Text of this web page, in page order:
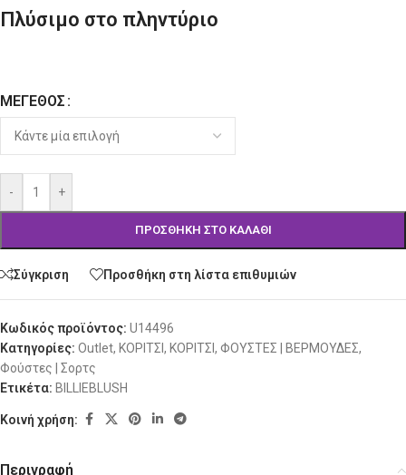
Πλύσιμο στο πληντύριο
ΜΈΓΕΘΟΣ
- +
ΠΡΟΣΘΉΚΗ ΣΤΟ ΚΑΛΆΘΙ
Alternative:
Σύγκριση Προσθήκη στη λίστα επιθυμιών
Κωδικός προϊόντος: U14496
Κατηγορίες: Outlet, ΚΟΡΙΤΣΙ , ΚΟΡΙΤΣΙ , ΦΟΥΣΤΕΣ | ΒΕΡΜΟΥΔΕΣ,
Φούστες | Σορτς
Ετικέτα: BILLIEBLUSH
Κοινή χρήση:
Περιγραφή